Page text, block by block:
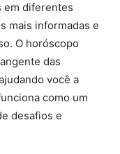
em diferentes
mais informadas e
O horóscopo
das
você a
como um
desafios e